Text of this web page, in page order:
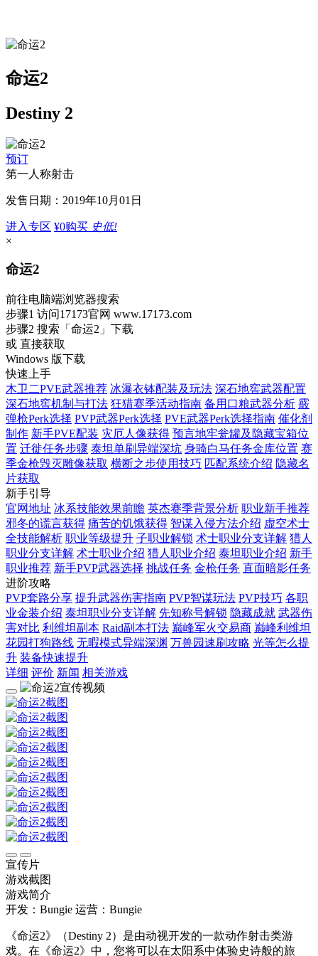
命运2
Destiny 2
预订
第一人称射击
发售日期：2019年10月01日
进入专区 ¥0购买 史低!
×
命运2
前往电脑端浏览器搜索
步骤1 访问17173官网 www.17173.com
步骤2 搜索 「命运2」 下载
或 直接获取
Windows 版下载
快速上手
木卫二PVE武器推荐 冰瀑衣钵配装及玩法 深石地窖武器配置
深石地窖机制与打法 狂猎赛季活动指南 备用口粮武器分析 霰
弹枪Perk选择 PVP武器Perk选择 PVE武器Perk选择指南 催化剂
制作 新手PVE配装 灾厄人像获得 预言地牢瓮罐及隐藏宝箱位
置 迁徙任务步骤 泰坦单刷异端深坑 身骑白马任务金库位置 赛
季金枪毁灭雕像获取 横断之步使用技巧 匹配系统介绍 隐藏名
片获取
新手引导
官网地址 冰系技能效果前瞻 英杰赛季背景分析 职业新手推荐
邪冬的谎言获得 痛苦的饥饿获得 智谋入侵方法介绍 虚空术士
全技能解析 职业等级提升 子职业解锁 术士职业分支详解 猎人
职业分支详解 术士职业介绍 猎人职业介绍 泰坦职业介绍 新手
职业推荐 新手PVP武器选择 挑战任务 金枪任务 直面暗影任务
进阶攻略
PVP套路分享 提升武器伤害指南 PVP智谋玩法 PVP技巧 各职
业金装介绍 泰坦职业分支详解 先知称号解锁 隐藏成就 武器伤
害对比 利维坦副本 Raid副本打法 巅峰军火交易商 巅峰利维坦
花园打狗路线 无暇模式异端深渊 万兽园速刷攻略 光等怎么提
升 装备快速提升
详细 评价 新闻 相关游戏
宣传片
游戏截图
游戏简介
开发：Bungie 运营：Bungie
《命运2》（Destiny 2）是由动视开发的一款动作射击类游
戏。在《命运2》中，您将可以在太阳系中体验史诗般的旅